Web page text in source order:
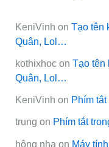
KeniVinh onTạo tên
Quân, Lol…
kothixhoc onTạo tên
Quân, Lol…
KeniVinh on Phím tắt
trung on Phím tắt
hông nha on Máy